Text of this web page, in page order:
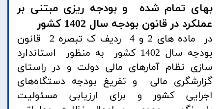
بهای تمام شده و بودجه ریزی مبتنی بر
عملکرد در قانون بودجه سال 1402 کشور
در ماده های 2 و 4 ردیف ک تبصره 2 قانون
بودجه سال 1402 کشور به منظور استاندارد
سازی نظام آمارهای مالی دولت و در راستای
گزارشگری مالی و تفریغ بودجه دستگاه‌های
اجرایی کشور و برای ارزیابی مسئولیت